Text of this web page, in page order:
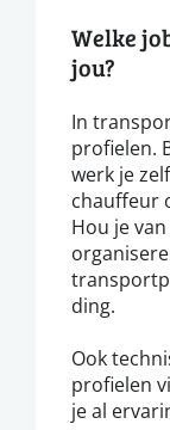
Welke
jou?
In
profielen.
werk je
chauffeur
Hou je
ding.
Ook
profielen
je al